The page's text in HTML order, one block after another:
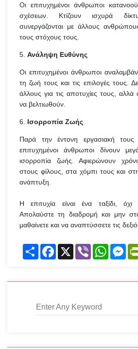
Οι επιτυχημένοι άνθρωποι
σχέσεων. Κτίζουν ισχυρά
συνεργάζονται με άλλους
τους στόχους τους.
5. Ανάληψη Ευθύνης
Οι επιτυχημένοι άνθρωποι
τη ζωή τους και τις επιλογές τους.
άλλους για τις αποτυχίες τους,
να βελτιωθούν.
6. Ισορροπία Ζωής
Παρά την έντονη εργασιακή τους
επιτυχημένοι άνθρωποι δίνουν
ισορροπία ζωής. Αφιερώνουν
στους φίλους, στα χόμπι τους και
ανάπτυξη.
Η επιτυχία είναι ένα ταξίδι, όχι
Απολαύστε τη διαδρομή και μην
μαθαίνετε και να αναπτύσσετε τις
Share Facebook Viber WhatsApp
Enter Any Keyword